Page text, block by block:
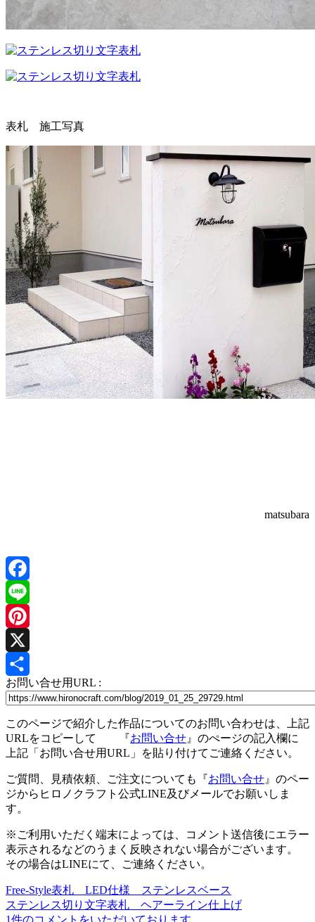
表札 施工写真
matsubara
Facebook
Line
Pinterest
X
共
お問い合せ用URL :
このページで紹介した作品についてのお問い合わせは、上記
URLをコピーして 『お問い合せ 』のぺージの記入欄に
上記「お問い合せ用URL」を貼り付けてご連絡ください。
ご質問、見積依頼、ご注文についても『お問い合せ 』のペー
ジからヒロノクラフト公式LINE及びメールでお願いしま
す。
※ご利用いただく端末によっては、コメント送信後にエラー
表示されるなどのうまく反映されない場合がございます。
その場合はLINEにて、ご連絡ください。
投
稿
Free-Style表札 LED仕様 ステンレスベース
ステンレス切り文字表札 ヘアーライン仕上げ
1件のコメントをいただいております